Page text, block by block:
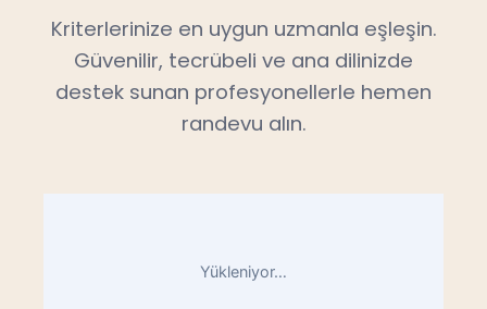
Kriterlerinize en uygun uzmanla eşleşin.
Güvenilir, tecrübeli ve ana dilinizde
destek sunan profesyonellerle hemen
randevu alın.